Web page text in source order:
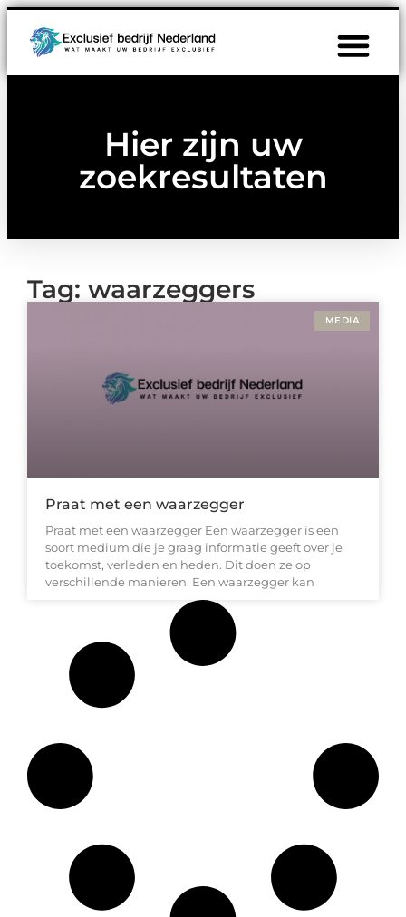
Hier zijn uw
zoekresultaten
Tag: waarzeggers
MEDIA
Praat met een waarzegger
Praat met een waarzegger Een waarzegger is een
soort medium die je graag informatie geeft over je
toekomst, verleden en heden. Dit doen ze op
verschillende manieren. Een waarzegger kan